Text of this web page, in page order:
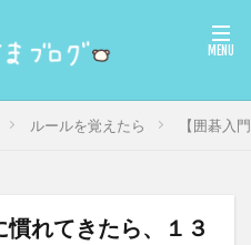
ルールを覚えたら 【囲碁入
慣れてきたら、１３